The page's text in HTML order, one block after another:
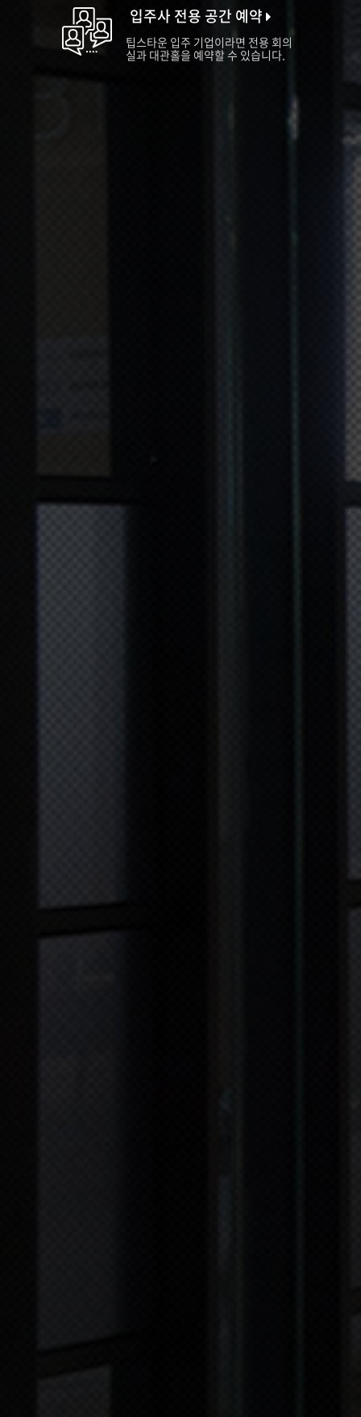
입주사 전용 공간 예약
팁스타운 입주 기업이라면 전용 회의
실과 대관홀을 예약할 수 있습니다.